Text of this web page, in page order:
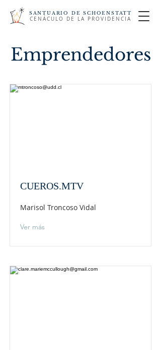
SANTUARIO DE SCHOENSTATT
CENÁCULO DE LA PROVIDENCIA
Emprendedores
CUEROS.MTV
Marisol Troncoso Vidal
Ver más